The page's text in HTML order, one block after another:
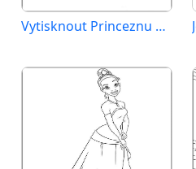
Vytisknout Princeznu a žabáka